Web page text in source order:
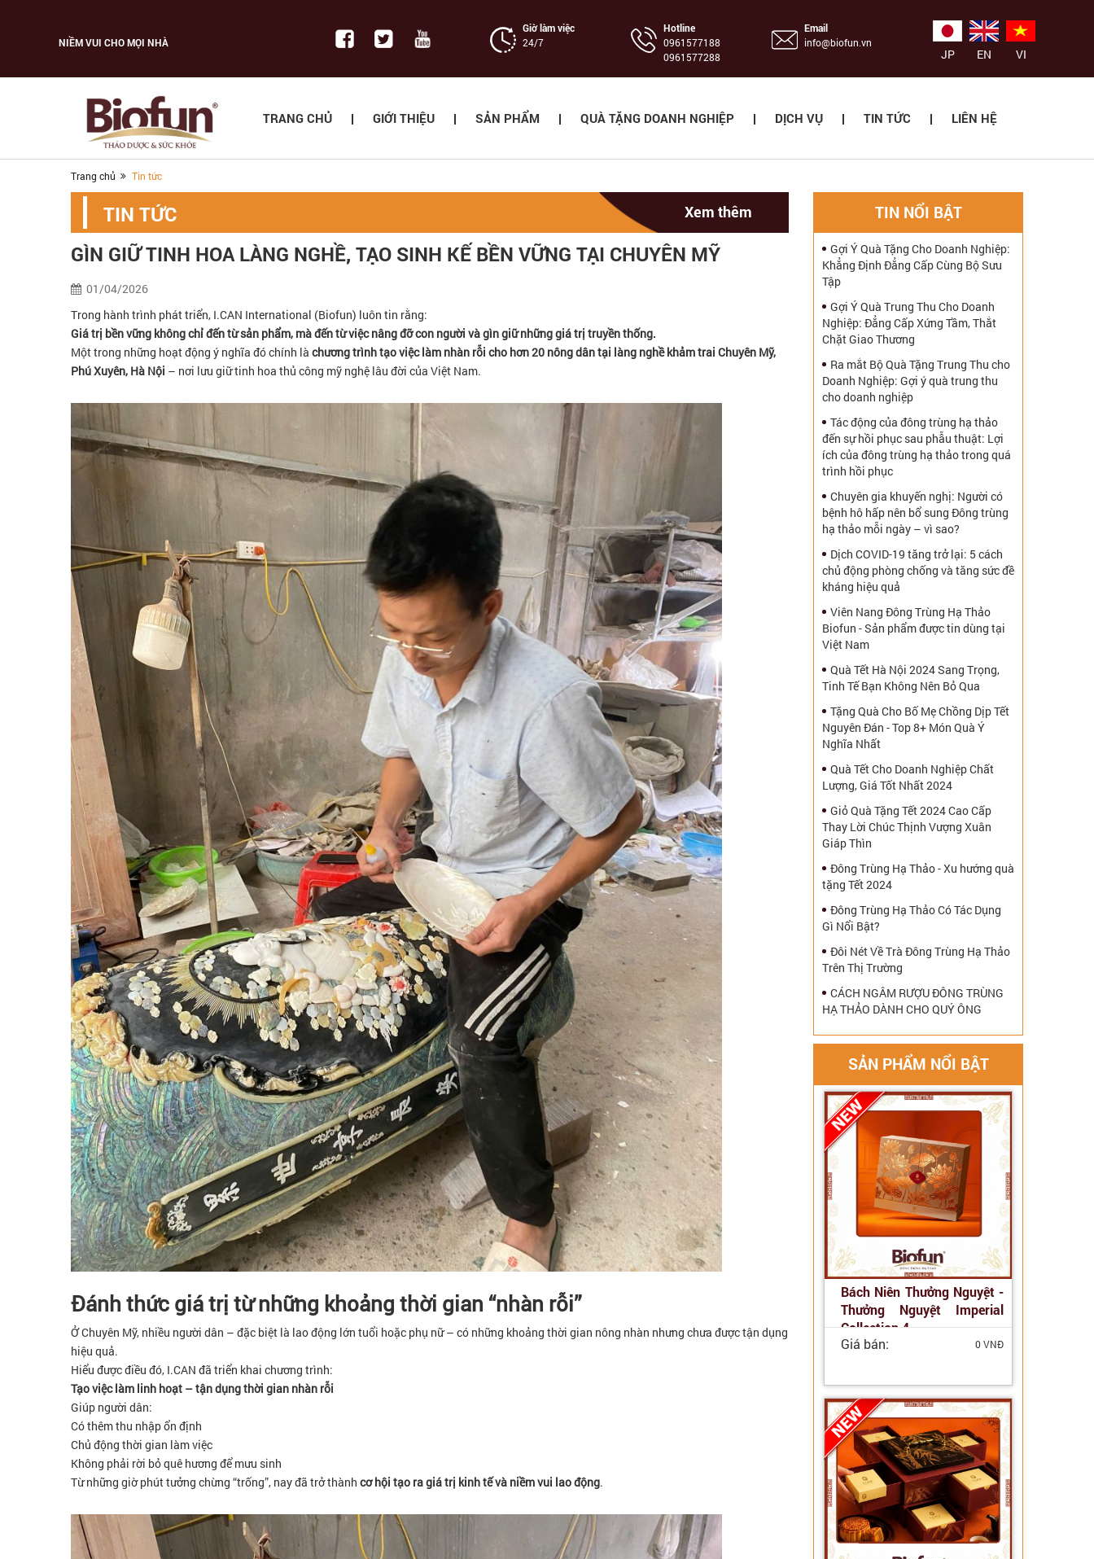
NIỀM VUI CHO MỌI NHÀ
Giờ làm việc
24/7
Hotline
‭0961577188
0961577288
Email
info@biofun.vn
VI
EN
JP
TRANG CHỦ GIỚI THIỆU SẢN PHẨM QUÀ TẶNG DOANH NGHIỆP DỊCH VỤ TIN TỨC LIÊN HỆ
Trang chủ Tin tức
TIN TỨC Xem thêm
GÌN GIỮ TINH HOA LÀNG NGHỀ, TẠO SINH KẾ BỀN VỮNG TẠI CHUYÊN MỸ
01/04/2026
Trong hành trình phát triển, I.CAN International (Biofun) luôn tin rằng:
Giá trị bền vững không chỉ đến từ sản phẩm, mà đến từ việc nâng đỡ con người và gìn giữ những giá trị truyền thống.
Một trong những hoạt động ý nghĩa đó chính là chương trình tạo việc làm nhàn rỗi cho hơn 20 nông dân tại làng nghề khảm trai Chuyên Mỹ,
Phú Xuyên, Hà Nội – nơi lưu giữ tinh hoa thủ công mỹ nghệ lâu đời của Việt Nam.
Đánh thức giá trị từ những khoảng thời gian “nhàn rỗi”
Ở Chuyên Mỹ, nhiều người dân – đặc biệt là lao động lớn tuổi hoặc phụ nữ – có những khoảng thời gian nông nhàn nhưng chưa được tận dụng
hiệu quả.
Hiểu được điều đó, I.CAN đã triển khai chương trình:
Tạo việc làm linh hoạt – tận dụng thời gian nhàn rỗi
Giúp người dân:
Có thêm thu nhập ổn định
Chủ động thời gian làm việc
Không phải rời bỏ quê hương để mưu sinh
Từ những giờ phút tưởng chừng “trống”, nay đã trở thành cơ hội tạo ra giá trị kinh tế và niềm vui lao động.
TIN NỔI BẬT
Gợi Ý Quà Tặng Cho Doanh Nghiệp:
Khẳng Định Đẳng Cấp Cùng Bộ Sưu
Tập
Gợi Ý Quà Trung Thu Cho Doanh
Nghiệp: Đẳng Cấp Xứng Tầm, Thắt
Chặt Giao Thương
Ra mắt Bộ Quà Tặng Trung Thu cho
Doanh Nghiệp: Gợi ý quà trung thu
cho doanh nghiệp
Tác động của đông trùng hạ thảo
đến sự hồi phục sau phẫu thuật: Lợi
ích của đông trùng hạ thảo trong quá
trình hồi phục
Chuyên gia khuyến nghị: Người có
bệnh hô hấp nên bổ sung Đông trùng
hạ thảo mỗi ngày – vì sao?
Dịch COVID-19 tăng trở lại: 5 cách
chủ động phòng chống và tăng sức đề
kháng hiệu quả
Viên Nang Đông Trùng Hạ Thảo
Biofun - Sản phẩm được tin dùng tại
Việt Nam
Quà Tết Hà Nội 2024 Sang Trọng,
Tinh Tế Bạn Không Nên Bỏ Qua
Tặng Quà Cho Bố Mẹ Chồng Dịp Tết
Nguyên Đán - Top 8+ Món Quà Ý
Nghĩa Nhất
Quà Tết Cho Doanh Nghiệp Chất
Lượng, Giá Tốt Nhất 2024
Giỏ Quà Tặng Tết 2024 Cao Cấp
Thay Lời Chúc Thịnh Vượng Xuân
Giáp Thìn
Đông Trùng Hạ Thảo - Xu hướng quà
tặng Tết 2024
Đông Trùng Hạ Thảo Có Tác Dụng
Gì Nổi Bật?
Đôi Nét Về Trà Đông Trùng Hạ Thảo
Trên Thị Trường
CÁCH NGÂM RƯỢU ĐÔNG TRÙNG
HẠ THẢO DÀNH CHO QUÝ ÔNG
SẢN PHẨM NỔI BẬT
Bách Niên Thưởng Nguyệt -
Thưởng Nguyệt Imperial
Collection 4
Giá bán:
0 VNĐ